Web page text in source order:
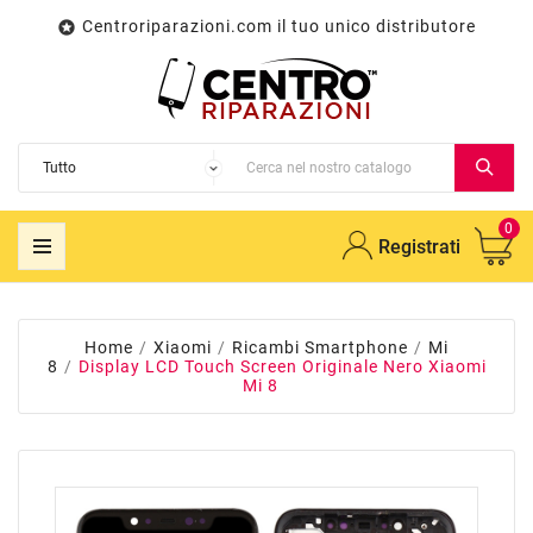
 Centroriparazioni.com il tuo unico distributore
Registrati
0
Home Xiaomi Ricambi Smartphone
Mi
8
Display LCD Touch Screen Originale Nero Xiaomi
Mi 8